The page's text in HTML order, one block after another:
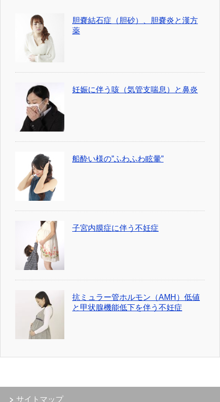
胆嚢結石症（胆砂）、胆嚢炎と漢方
薬
妊娠に伴う咳（気管支喘息）と鼻炎
船酔い様の”ふわふわ眩暈”
子宮内膜症に伴う不妊症
抗ミュラー管ホルモン（AMH）低値
と甲状腺機能低下を伴う不妊症
サイトマップ